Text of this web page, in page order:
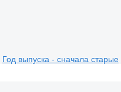
Год выпуска - сначала старые